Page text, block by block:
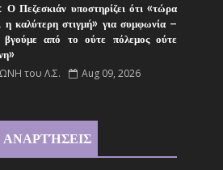
Ο Πεζεσκιάν υποστηρίζει ότι «τώρα
η καλύτερη στιγμή» για συμφωνία –
από το ούτε πόλεμος ούτε
του Λ.Σ. Aug 09, 2026